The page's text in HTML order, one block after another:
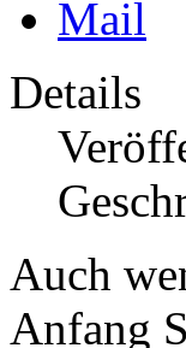
Details
Auch
Anfang